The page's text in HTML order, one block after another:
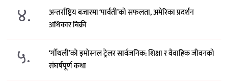
४.
अन्तर्राष्ट्रिय बजारमा ‘पार्वती’को सफलता, अमेरिका प्रदर्शन
अधिकार बिक्री
५.
‘गौँथली’को इमोस्नल ट्रेलर सार्वजनिक: शिक्षा र वैवाहिक जीवनको
संघर्षपूर्ण कथा